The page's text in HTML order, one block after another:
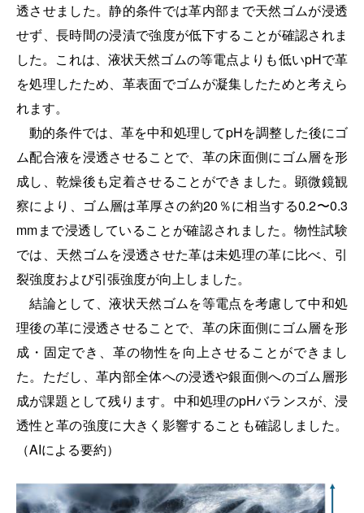
透させました。静的条件では革内部まで天然ゴムが浸透
せず、長時間の浸漬で強度が低下することが確認されま
した。これは、液状天然ゴムの等電点よりも低いpHで革
を処理したため、革表面でゴムが凝集したためと考えら
れます。
動的条件では、革を中和処理してpHを調整した後にゴ
ム配合液を浸透させることで、革の床面側にゴム層を形
成し、乾燥後も定着させることができました。顕微鏡観
察により、ゴム層は革厚さの約20％に相当する0.2〜0.3
mmまで浸透していることが確認されました。物性試験
では、天然ゴムを浸透させた革は未処理の革に比べ、引
裂強度および引張強度が向上しました。
結論として、液状天然ゴムを等電点を考慮して中和処
理後の革に浸透させることで、革の床面側にゴム層を形
成・固定でき、革の物性を向上させることができまし
た。ただし、革内部全体への浸透や銀面側へのゴム層形
成が課題として残ります。中和処理のpHバランスが、浸
透性と革の強度に大きく影響することも確認しました。
（AIによる要約）